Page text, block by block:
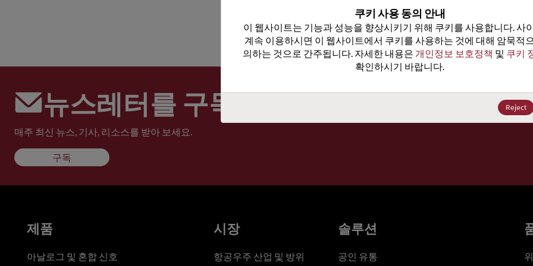
가격,
뉴스레터를 구독하세요
매주 최신 뉴스, 기사, 리소스를 받아 보세요.
구독
쿠키 사용 동의 안내
이 웹사이트는 기능과 성능을 향상시키기 위해 쿠키를 사용합니다. 사
계속 이용하시면 이 웹사이트에서 쿠키를 사용하는 것에 대해 암묵적
의하는 것으로 간주됩니다. 자세한 내용은 개인정보 보호정책 및 쿠키
확인하시기 바랍니다.
Reject
제품
아날로그 및 혼합 신호
시장
항공우주 산업 및 방위
솔루션
공인 유통